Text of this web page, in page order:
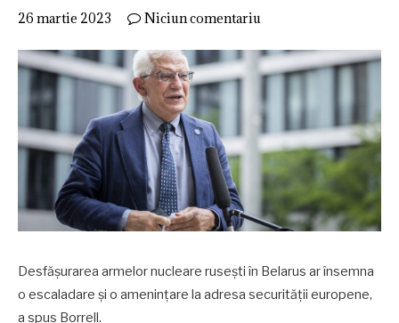
26 martie 2023 Niciun comentariu
Desfăşurarea armelor nucleare ruseşti în Belarus ar însemna
o escaladare şi o ameninţare la adresa securităţii europene,
a spus Borrell.